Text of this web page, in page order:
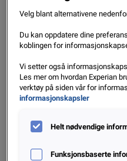
låne. Hvor du kun kan
Det kan høres enkelt ut,
muligheter for både
I Experians whitepaper
Mikkel Lykke Platz hva
forsvinner, og hvordan
muligheter samtidig som
Høydepunkter fra
Velg blant alternativene
Du kan oppdatere dine
koblingen for
Vi setter også
Les mer om hvordan Experian
verktøy på siden vår for
informasjonskapsler
Helt nødvendige
Funksjonsbaserte